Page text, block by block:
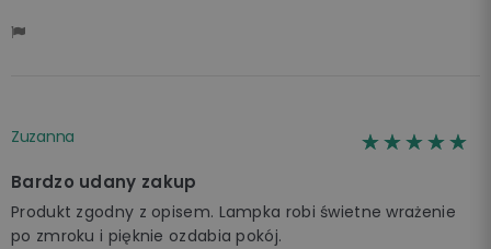
Zuzanna ☆☆☆☆☆
★★★★★
Bardzo udany zakup
Produkt zgodny z opisem. Lampka robi świetne wrażenie
po zmroku i pięknie ozdabia pokój.